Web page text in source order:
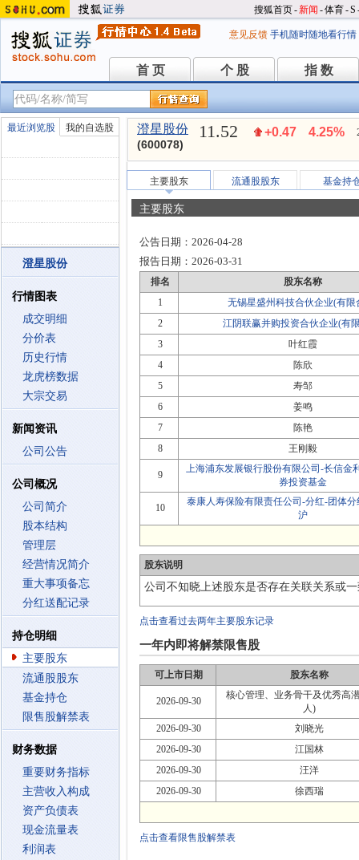
搜狐首页-新闻 -体育-S
意见反馈 手机随时随地看行情
首 页
首 页 个 股
个 股 指 数
指 数
最近浏览股 我的自选股
澄星股份
行情图表
成交明细
分价表
历史行情
龙虎榜数据
大宗交易
新闻资讯
公司公告
公司概况
公司简介
股本结构
管理层
经营情况简介
重大事项备忘
分红送配记录
持仓明细
主要股东
流通股股东
基金持仓
限售股解禁表
财务数据
重要财务指标
主营收入构成
资产负债表
现金流量表
利润表
澄星股份
(600078)
11.52 +0.47 4.25%
主要股东 流通股股东 基金持
主要股东
公告日期： 2026-04-28
报告日期： 2026-03-31
排名
股东名称
1
无锡星盛州科技合伙企业(有限
2
江阴联赢并购投资合伙企业(有
3
叶红霞
4
陈欣
5
寿邹
6
姜鸣
7
陈艳
8
王刚毅
9
上海浦东发展银行股份有限公司-长信金
券投资基金
10
泰康人寿保险有限责任公司-分红-团体分
沪
股东说明
公司不知晓上述股东是否存在关联关系或
点击查看过去两年主要股东记录
一年内即将解禁限售股
可上市日期 股东名称
2026-09-30
核心管理、业务骨干及优秀高
人)
2026-09-30
刘晓光
2026-09-30
江国林
2026-09-30
汪洋
2026-09-30
徐西瑞
点击查看限售股解禁表